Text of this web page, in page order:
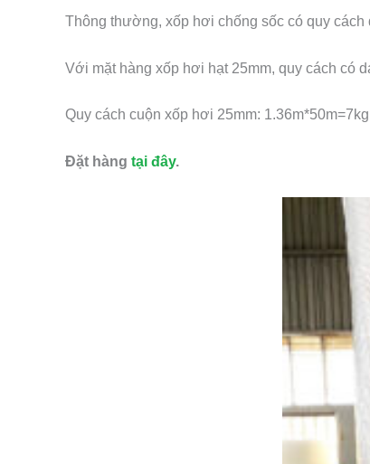
Thông thường, xốp hơi chống sốc có quy
Với mặt hàng xốp hơi hạt 25mm, quy cách có
Quy cách cuộn xốp hơi 25mm: 1.36m*50m=7kg
Đặt hàng tại đây.